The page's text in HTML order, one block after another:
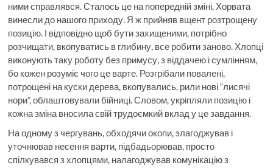
ними справлявся. Сталось це на попередній зміні, Хорвата
винесли до нашого приходу. Я ж прийняв вщент розтрощену
позицію. І відповідно щоб бути захищеними, потрібно
розчищати, вкопуватись в глибину, все робити заново. Хлопці
виконують таку роботу без примусу, з віддачею і сумлінням,
бо кожен розуміє чого це варте. Розгрібали повалені,
потрощені на куски дерева, вкопувались, рили нові “лисячі
нори”, облаштовували бійниці. Словом, укріпляли позицію і
кожна зміна вносила свій трудоємкий вклад у це завдання.
На одному з чергувань, обходячи окопи, злагоджував і
уточнював несення варти, підбадьорював, просто
спілкувався з хлопцями, налагоджував комунікацію з